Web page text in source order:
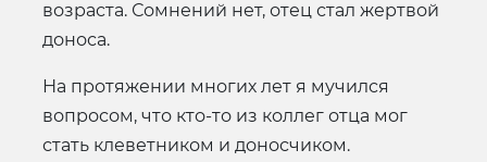
возраста. Сомнений нет, отец стал жертвой
доноса.
На протяжении многих лет я мучился
вопросом, что кто-то из коллег отца мог
стать клеветником и доносчиком.